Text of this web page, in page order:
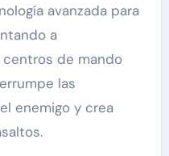
avanzada para
a
de mando
las
enemigo y crea